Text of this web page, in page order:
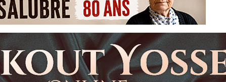
de nous rejoindre sur WhatsApp
donner son Maasser
viennent de faire un don pour 5 jours de vacances aux Orphelins
de nous rejoindre sur WhatsApp
viennent de demander une bénédiction